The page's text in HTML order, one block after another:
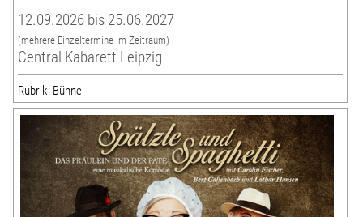
12.09.2026 bis 25.06.2027
(mehrere Einzeltermine im Zeitraum)
Central Kabarett Leipzig
Rubrik: Bühne